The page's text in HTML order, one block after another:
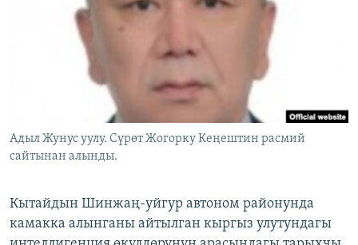
ЫҢГАЙСЫЗ СУРООЛОР
ЭЕ/АРнун бардык сайттары
Адыл Жунус уулу. Сүрөт Жогорку Кеңештин расмий
сайтынан алынды.
Кытайдын Шинжаң-уйгур автоном районунда
камакка алынганы айтылган кыргыз улутундагы